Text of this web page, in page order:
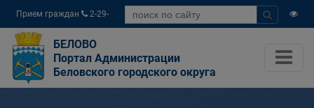
Прием граждан
2-29-
04
БЕЛОВО
Портал Администрации
Беловского городского округа